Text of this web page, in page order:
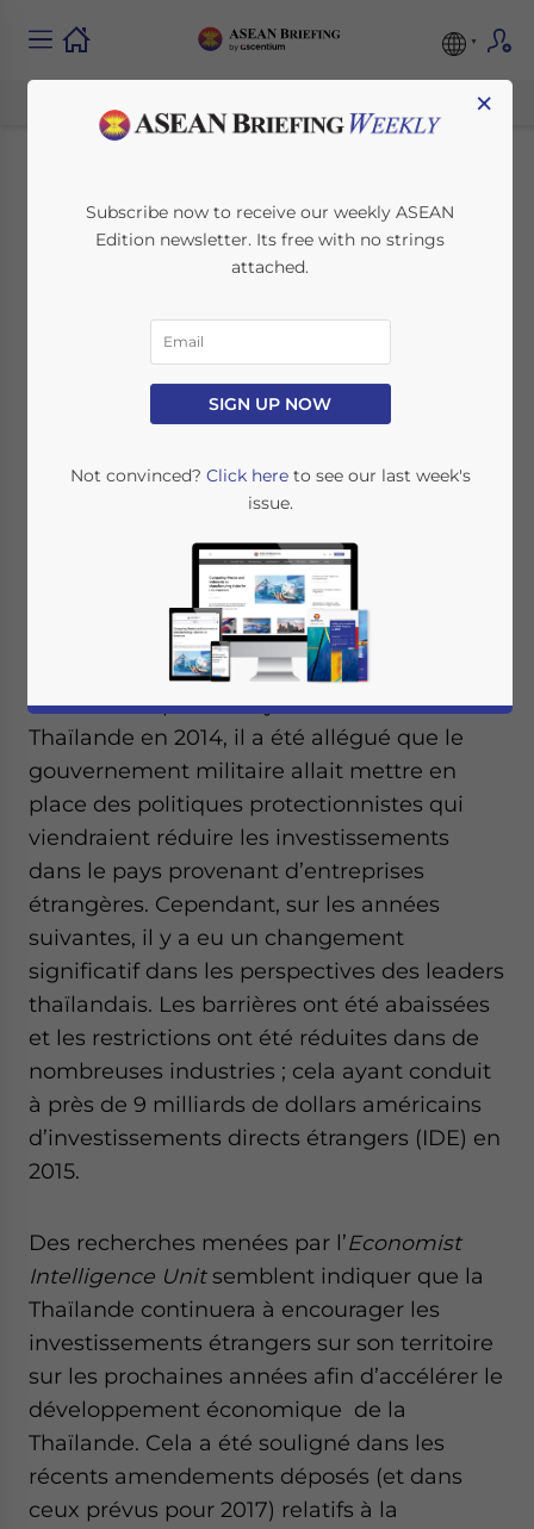
Comprendre la
Nouvelle Législation
Thaïlandaise sur les
Entreprises
Etrangères
March 1, 2017Posted by ASEAN Briefing
Dezan Shira & Associates
Alan Hervé
Suite au coup d’Etat ayant eu lieu en
Thaïlande en 2014, il a été allégué que le
gouvernement militaire allait mettre en
place des politiques protectionnistes qui
viendraient réduire les investissements
dans le pays provenant d’entreprises
étrangères. Cependant, sur les années
suivantes, il y a eu un changement
significatif dans les perspectives des leaders
thaïlandais. Les barrières ont été abaissées
et les restrictions ont été réduites dans de
nombreuses industries ; cela ayant conduit
à près de 9 milliards de dollars américains
d’investissements directs étrangers (IDE) en
2015.
Des recherches menées par l’Economist
Intelligence Unitsemblent indiquer que la
Thaïlande continuera à encourager les
investissements étrangers sur son territoire
sur les prochaines années afin d’accélérer le
développement économique de la
Thaïlande. Cela a été souligné dans les
récents amendements déposés (et dans
ceux prévus pour 2017) relatifs à la
×
Subscribe now to receive our weekly ASEAN
Edition newsletter. Its free with no strings
attached.
SIGN UP NOW
Not convinced? Click hereto see our last week's
issue.
Yes, I have read thePrivacy PolicyStatement for this
website. Please send me business news and updates
for Asia!